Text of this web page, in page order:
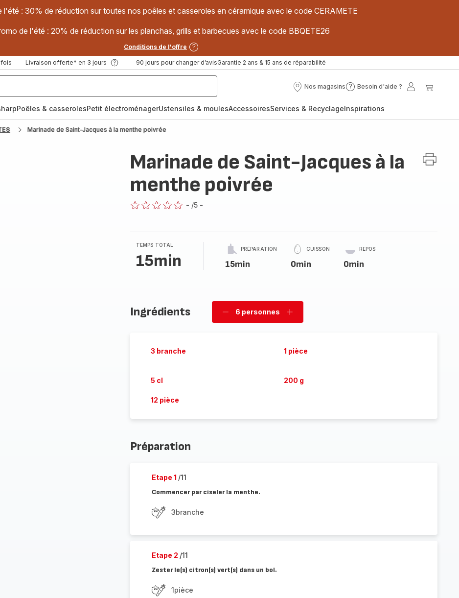
l'été : 30% de réduction sur toutes nos poêles et casseroles en céramique avec le code CERAMETE
de l'été : 20% de réduction sur les planchas, grills et barbecues avec le code BBQETE26
Conditions de l'offre
Livraison offerte* en 3 jours 90 jours pour changer d’avisGarantie 2 ans & 15 ans de réparabilité
Nos magasins
Nos
Besoin d'aide ?
Besoin
?
Mon
Poêles & casserolesPetit électroménagerUstensiles & moulesAccessoiresServices & RecyclageInspirations
Marinade de Saint-Jacques à la menthe poivrée
Marinade de Saint-Jacques à la
menthe poivrée
- /5 -
TEMPS TOTAL
15min
PRÉPARATION
15min
CUISSON
0min
REPOS
0min
Ingrédients
Supprimer
6 personnes
Ajouter
3 branche 1 pièce
5 cl 200 g
12 pièce
Préparation
Etape 1 /11
Commencer par ciseler la menthe.
3branche
Etape 2 /11
Zester le(s) citron(s) vert(s) dans un bol.
1pièce